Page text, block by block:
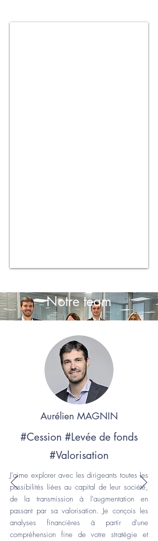
Notre team
Aurélien MAGNIN
#Cession #Levée de fonds
#Valorisation
J'aime explorer avec les dirigeants toutes les
possibilités liées au capital de leur société,
de la transmission à l'augmentation en
passant par sa valorisation. Je conçois les
analyses financières à partir d'une
compréhension fine de votre stratégie et